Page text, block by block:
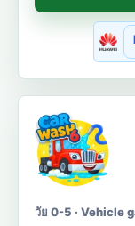
วัย 0-5 · Vehicle